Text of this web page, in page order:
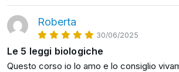
anche altre persone.
Insieme, possiamo scoprire il
dentro di noi per raggiungere una
comprensione più profonda della
Roberta
30/06/2025
Le 5 leggi biologiche
Questo corso io lo amo e lo consiglio